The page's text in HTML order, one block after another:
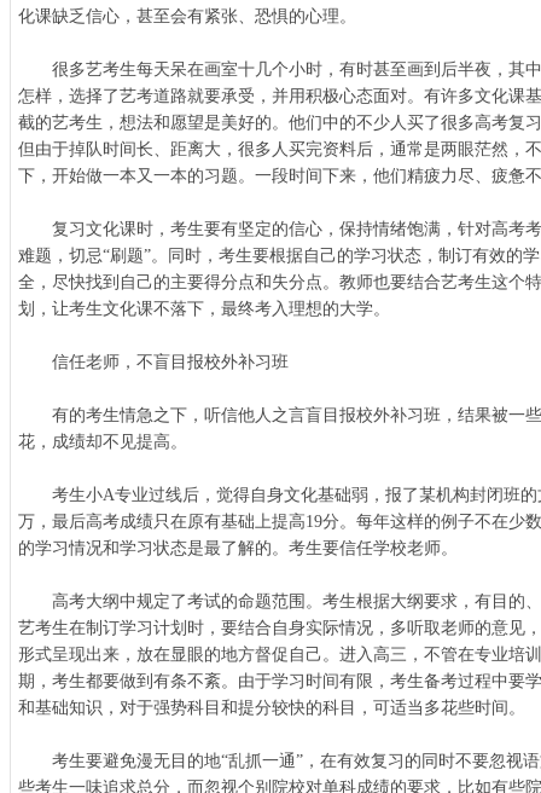
化课缺乏信心，甚至会有紧张、恐惧的心理。
很多艺考生每天呆在画室十几个小时，有时甚至画到后半夜，其
怎样，选择了艺考道路就要承受，并用积极心态面对。有许多文化课
截的艺考生，想法和愿望是美好的。他们中的不少人买了很多高考复
但由于掉队时间长、距离大，很多人买完资料后，通常是两眼茫然，
下，开始做一本又一本的习题。一段时间下来，他们精疲力尽、疲惫
复习文化课时，考生要有坚定的信心，保持情绪饱满，针对高考
难题，切忌“刷题”。同时，考生要根据自己的学习状态，制订有效的
全，尽快找到自己的主要得分点和失分点。教师也要结合艺考生这个
划，让考生文化课不落下，最终考入理想的大学。
信任老师，不盲目报校外补习班
有的考生情急之下，听信他人之言盲目报校外补习班，结果被一
花，成绩却不见提高。
考生小A专业过线后，觉得自身文化基础弱，报了某机构封闭班的
万，最后高考成绩只在原有基础上提高19分。每年这样的例子不在少
的学习情况和学习状态是最了解的。考生要信任学校老师。
高考大纲中规定了考试的命题范围。考生根据大纲要求，有目的
艺考生在制订学习计划时，要结合自身实际情况，多听取老师的意见
形式呈现出来，放在显眼的地方督促自己。进入高三，不管在专业培
期，考生都要做到有条不紊。由于学习时间有限，考生备考过程中要
和基础知识，对于强势科目和提分较快的科目，可适当多花些时间。
考生要避免漫无目的地“乱抓一通”，在有效复习的同时不要忽视
些考生一味追求总分，而忽视个别院校对单科成绩的要求，比如有些